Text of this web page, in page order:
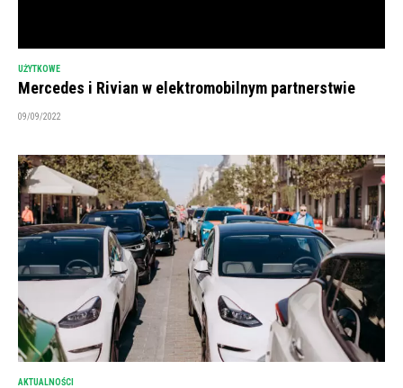
UŻYTKOWE
Mercedes i Rivian w elektromobilnym partnerstwie
09/09/2022
AKTUALNOŚCI